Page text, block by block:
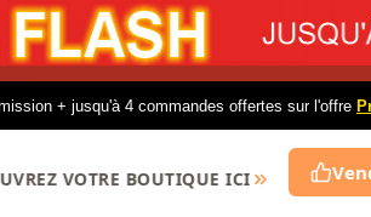
+ jusqu'à 4 commandes offertes sur l'offre
VOTRE BOUTIQUE ICI